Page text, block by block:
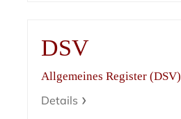
DSV
Allgemeines Register (DSV)
Details